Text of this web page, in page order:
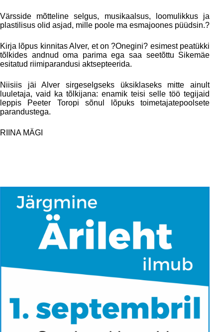
Värsside mõtteline selgus, musikaalsus, loomulikkus ja
plastilisus olid asjad, mille poole ma esmajoones püüdsin.?
Kirja lõpus kinnitas Alver, et on ?Onegini? esimest peatükki
tõlkides andnud oma parima ega saa seetõttu Sikemäe
esitatud riimiparandusi aktsepteerida.
Niisiis jäi Alver sirgeselgseks üksiklaseks mitte ainult
luuletaja, vaid ka tõlkijana: enamik teisi selle töö tegijaid
leppis Peeter Toropi sõnul lõpuks toimetajatepoolsete
parandustega.
RIINA MÄGI